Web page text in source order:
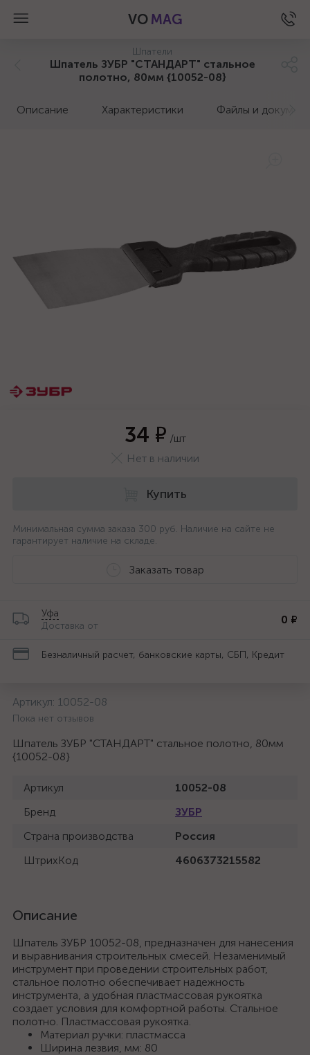
VO MAG
Шпатели
Шпатель ЗУБР "СТАНДАРТ" стальное
полотно, 80мм {10052-08}
Описание Характеристики Файлы и
34 ₽ /шт
Нет в наличии
Купить
Минимальная сумма заказа 300 руб. Наличие на сайте не
гарантирует наличие на складе.
Заказать товар
Уфа
Доставка от
0 ₽
Безналичный расчет, банковские карты, СБП, Кредит
Артикул: 10052-08
Пока нет отзывов
Шпатель ЗУБР "СТАНДАРТ" стальное полотно, 80мм
{10052-08}
Артикул
10052-08
Бренд
ЗУБР
Страна производства
Россия
ШтрихКод
4606373215582
Описание
Шпатель ЗУБР 10052-08, предназначен для нанесения
и выравнивания строительных смесей. Незаменимый
инструмент при проведении строительных работ,
стальное полотно обеспечивает надежность
инструмента, а удобная пластмассовая рукоятка
создает условия для комфортной работы. Стальное
полотно. Пластмассовая рукоятка.
Материал ручки: пластмасса
Ширина лезвия, мм: 80